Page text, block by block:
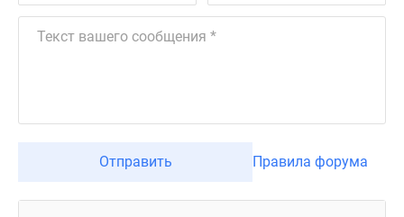
Отправить Правила форума